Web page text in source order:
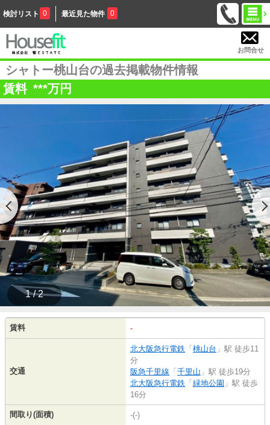
検討リスト 0 最近見た物件 0
お問合せ
シャトー桃山台の過去掲載物件情報
賃料 ***万円
1 / 2
賃料 -
交通
北大阪急行電鉄 「 桃山台 」駅 徒歩11
分
阪急千里線 「 千里山 」駅 徒歩19分
北大阪急行電鉄 「 緑地公園 」駅 徒歩
16分
間取り(面積) -(-)